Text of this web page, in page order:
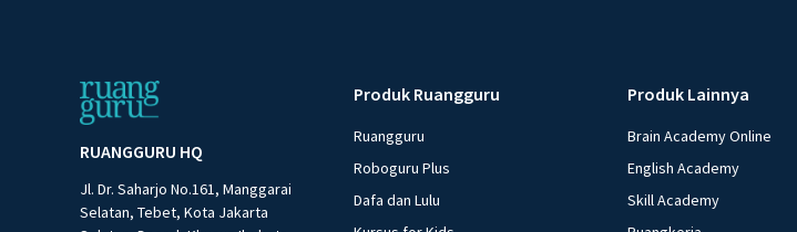
RUANGGURU HQ
Jl. Dr. Saharjo No.161, Manggarai
Selatan, Tebet, Kota Jakarta
Produk Ruangguru
Ruangguru
Roboguru Plus
Dafa dan Lulu
Produk Lainnya
Brain Academy Online
English Academy
Skill Academy